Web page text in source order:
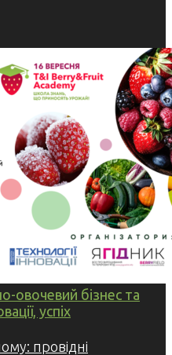
овочевий бізнес та
успіх
провідні